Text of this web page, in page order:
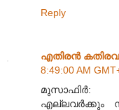
Reply
എതിരന്‍
8:49:00 AM
മുസാഫിര്‍:
എല്ലവര്‍ക്കും